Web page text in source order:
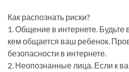
Как распознать риски?
1. Общение в интернете. Будьте
кем общается ваш ребенок.
безопасности в интернете.
2. Неопознанные лица. Если к